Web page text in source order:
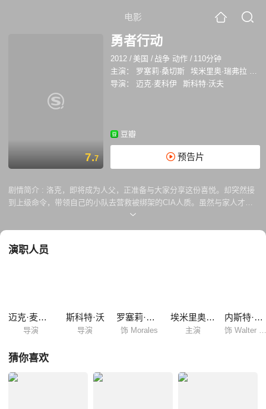
电影
7.7
勇者行动
2012 / 美国 / 战争 动作 / 110分钟
主演：
罗塞莉·桑切斯 埃米里奥·瑞弗拉
内
导演：
迈克·麦科伊 斯科特·沃夫
豆瓣
预告片
剧情简介 : 洛克，即将成为人父，正准备与大家分享这份喜悦。却突然接
到上级命令，带领自己的小队去营救被绑架的CIA人质。虽然与家人才团
聚没有多久，但是时刻为祖国效命是海豹突击队员的职责。洛克所率领的
果不能加以阻止，美国本土很可能会遭受严重的恐怖袭击。因此，海豹突
演职人员
迈克·麦科伊
导演
斯科特·沃
导演
罗塞莉·桑切斯
饰 Morales
埃米里奥·瑞弗拉
主演
内斯特·塞拉诺
猜你喜欢